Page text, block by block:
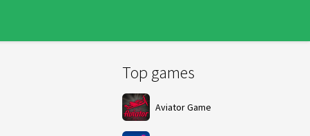
Top games
Aviator Game